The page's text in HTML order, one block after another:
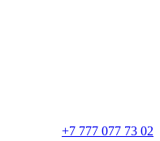
+7 777 077 73 02